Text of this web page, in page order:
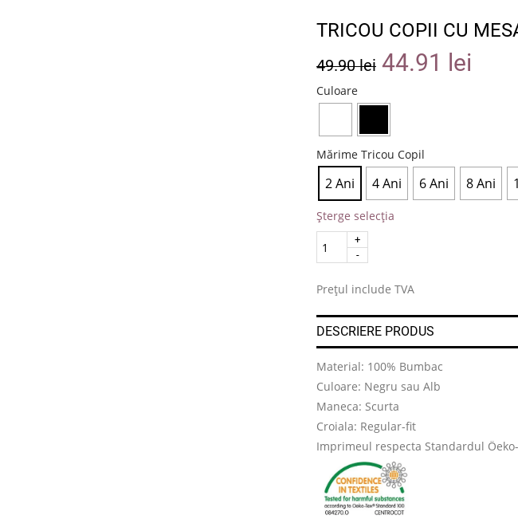
TRICOU COPII CU
49.90lei 44.91 lei
Culoare
Mărime Tricou Copil
2 Ani 4 Ani 6 Ani 8 Ani
Șterge selecția
Quantity
Prețul include TVA
DESCRIERE PRODUS
Material: 100% Bumbac
Culoare: Negru sau Alb
Maneca: Scurta
Croiala: Regular-fit
Imprimeul respecta Standardul